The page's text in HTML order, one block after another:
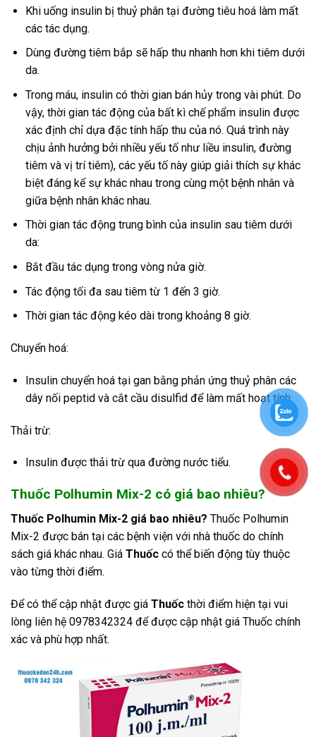
Khi uống insulin bị thuỷ phân tại đường tiêu hoá làm mất
các tác dụng.
Dùng đường tiêm bắp sẽ hấp thu nhanh hơn khi tiêm dưới
da.
Trong máu, insulin có thời gian bán hủy trong vài phút. Do
vậy, thời gian tác động của bất kì chế phẩm insulin được
xác định chỉ dựa đặc tính hấp thu của nó. Quá trình này
chịu ảnh hưởng bởi nhiều yếu tố như liều insulin, đường
tiêm và vị trí tiêm), các yếu tố này giúp giải thích sự khác
biệt đáng kể sự khác nhau trong cùng một bệnh nhân và
giữa bệnh nhân khác nhau.
Thời gian tác động trung bình của insulin sau tiêm dưới
da:
Bắt đầu tác dụng trong vòng nửa giờ.
Tác động tối đa sau tiêm từ 1 đến 3 giờ.
Thời gian tác động kéo dài trong khoảng 8 giờ.
Chuyển hoá:
Insulin chuyển hoá tại gan bằng phản ứng thuỷ phân các
dây nối peptid và cắt cầu disulfid để làm mất hoạt tính.
Thải trừ:
Insulin được thải trừ qua đường nước tiểu.
Thuốc Polhumin Mix-2 có giá bao nhiêu?
Thuốc Polhumin Mix-2 giá bao nhiêu? Thuốc Polhumin
Mix-2 được bán tại các bệnh viện với nhà thuốc do chính
sách giá khác nhau. Giá Thuốc có thể biến động tùy thuộc
vào từng thời điểm.
Để có thể cập nhật được giá Thuốc thời điểm hiện tại vui
lòng liên hệ 0978342324 để được cập nhật giá Thuốc chính
xác và phù hợp nhất.